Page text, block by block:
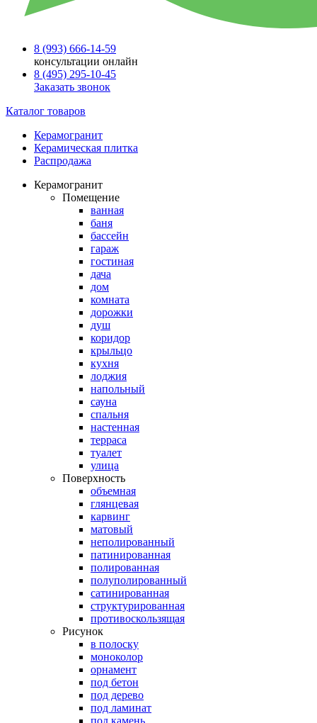
8 (993) 666-14-59
консультации онлайн
8 (495) 295-10-45
Заказать звонок
Каталог товаров
Керамогранит
Керамическая плитка
Распродажа
Керамогранит
Помещение
ванная
баня
бассейн
гараж
гостиная
дача
дом
комната
дорожки
душ
коридор
крыльцо
кухня
лоджия
напольный
сауна
спальня
настенная
терраса
туалет
улица
Поверхность
объемная
глянцевая
карвинг
матовый
неполированный
патинированная
полированная
полуполированный
сатинированная
структурированная
противоскользящая
Рисунок
в полоску
моноколор
орнамент
под бетон
под дерево
под ламинат
под камень